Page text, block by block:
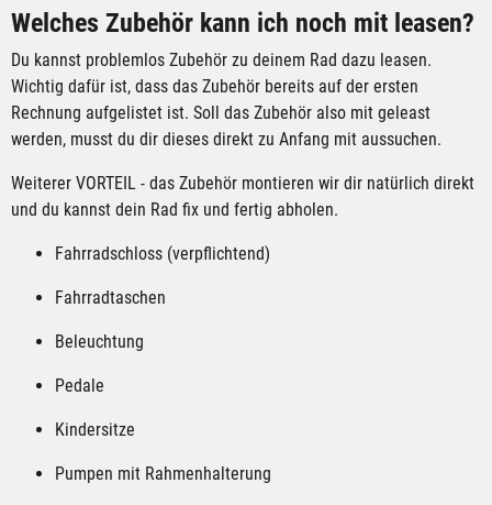
Welches Zubehör kann ich noch mit leasen?
Du kannst problemlos Zubehör zu deinem Rad dazu leasen.
Wichtig dafür ist, dass das Zubehör bereits auf der ersten
Rechnung aufgelistet ist. Soll das Zubehör also mit geleast
werden, musst du dir dieses direkt zu Anfang mit aussuchen.
Weiterer VORTEIL - das Zubehör montieren wir dir natürlich direkt
und du kannst dein Rad fix und fertig abholen.
Fahrradschloss (verpflichtend)
Fahrradtaschen
Beleuchtung
Pedale
Kindersitze
Pumpen mit Rahmenhalterung